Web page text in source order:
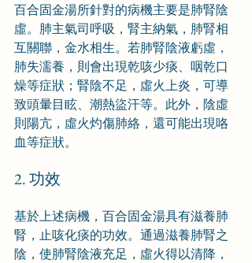
百合固金湯所針對的病機主要是肺腎陰
虛。肺主氣司呼吸，腎主納氣，肺腎相
互關聯，金水相生。若肺腎陰液虧虛，
肺失濡養，則會出現乾咳少痰、咽乾口
燥等症狀；腎陰不足，虛火上炎，可導
致頭暈目眩、潮熱盜汗等。此外，陰虛
則陽亢，虛火灼傷肺絡，還可能出現咯
血等症狀。
2. 功效
基於上述病機，百合固金湯具有滋養肺
腎，止咳化痰的功效。通過滋養肺腎之
陰，使肺腎陰液充足，虛火得以清降，